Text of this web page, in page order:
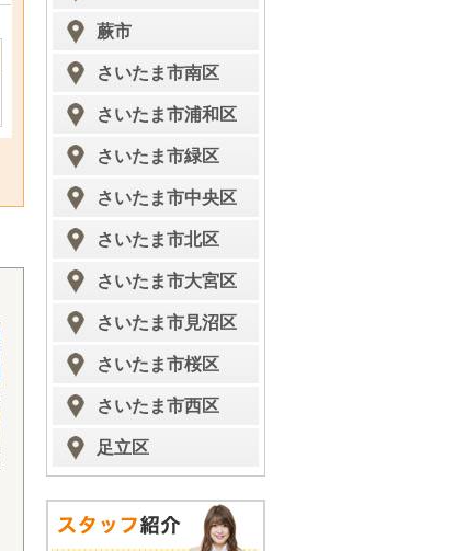
蕨市
さいたま市南区
さいたま市浦和区
さいたま市緑区
さいたま市中央区
さいたま市北区
さいたま市大宮区
さいたま市見沼区
さいたま市桜区
さいたま市西区
足立区